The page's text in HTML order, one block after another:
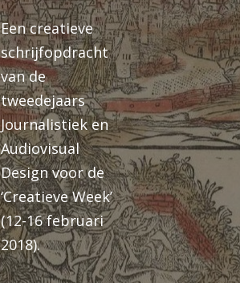
Een creatieve
schrijfopdracht
van de
tweedejaars
Journalistiek en
Audiovisual
Design voor de
‘Creatieve Week’
(12-16 februari
2018).